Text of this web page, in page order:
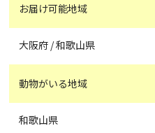
お届け可能地域
大阪府 / 和歌山県
動物がいる地域
和歌山県